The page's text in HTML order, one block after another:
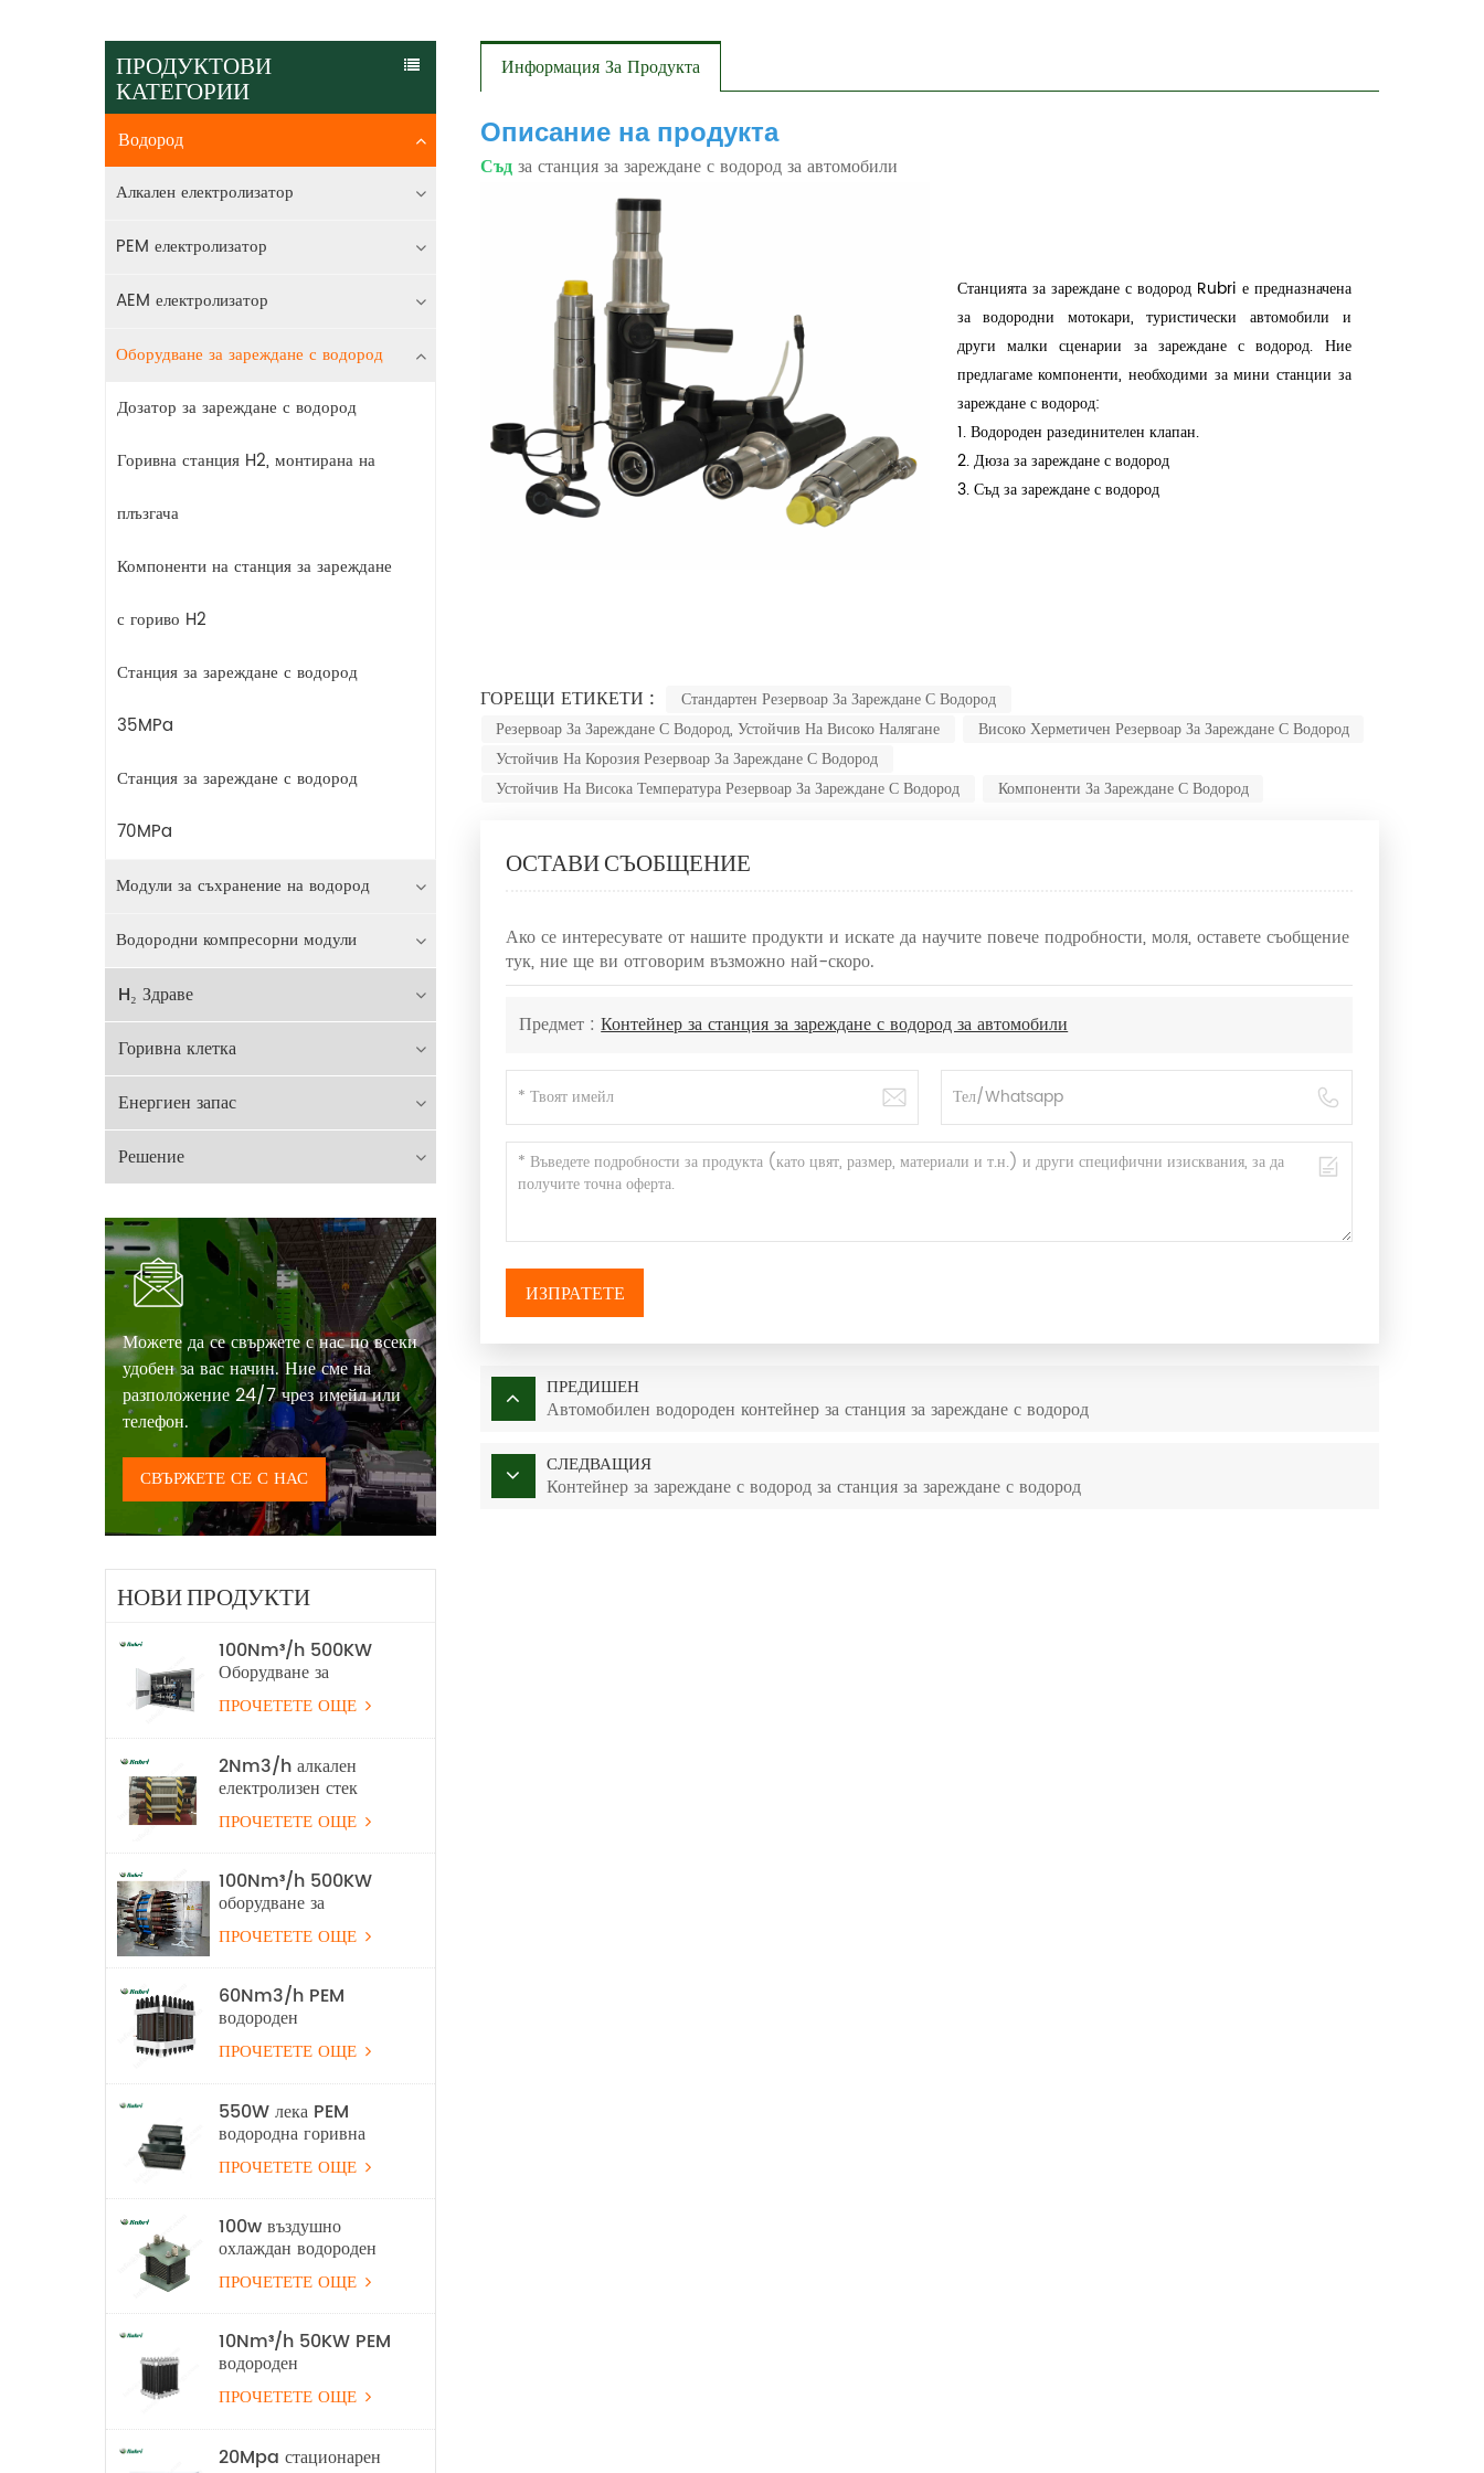
ПРОДУКТОВИ
КАТЕГОРИИ
Водород
Алкален електролизатор
PEM електролизатор
AEM електролизатор
Оборудване за зареждане с водород
Дозатор за зареждане с водород
Горивна станция H2, монтирана на
плъзгача
Компоненти на станция за зареждане
с гориво H2
Станция за зареждане с водород
35MPa
Станция за зареждане с водород
70MPa
Модули за съхранение на водород
Водородни компресорни модули
H₂ Здраве
Горивна клетка
Енергиен запас
Решение
Можете да се свържете с нас по всеки
удобен за вас начин. Ние сме на
разположение 24/7 чрез имейл или
телефон.
СВЪРЖЕТЕ СЕ С НАС
НОВИ ПРОДУКТИ
100Nm³/h 500KW
Оборудване за
производство на
водород с алкална
водна електролиза
ПРОЧЕТЕТЕ ОЩЕ
2Nm3/h алкален
електролизен стек
ПРОЧЕТЕТЕ ОЩЕ
100Nm³/h 500KW
оборудване за
електролиза на алкална
водородна вода
ПРОЧЕТЕТЕ ОЩЕ
60Nm3/h PEM
водороден
електролизен стек
ПРОЧЕТЕТЕ ОЩЕ
550W лека PEM
водородна горивна
клетка за безпилотни
летателни апарати
ПРОЧЕТЕТЕ ОЩЕ
100w въздушно
охлаждан водороден
горивен стек
ПРОЧЕТЕТЕ ОЩЕ
10Nm³/h 50KW PEM
водороден
електролизер
оборудване за
производство на
водород
ПРОЧЕТЕТЕ ОЩЕ
20Mpa стационарен
Информация За Продукта
Описание на продукта
Съдза станция за зареждане с водород за автомобили
Станцията за зареждане с водород Rubri е предназначена
за водородни мотокари, туристически автомобили и
други малки сценарии за зареждане с водород. Ние
предлагаме компоненти, необходими за мини станции за
зареждане с водород:
1. Водороден разединителен клапан.
2. Дюза за зареждане с водород
3. Съд за зареждане с водород
ГОРЕЩИ ЕТИКЕТИ :
Стандартен Резервоар За Зареждане С Водород
Резервоар За Зареждане С Водород, Устойчив На Високо Налягане
Високо Херметичен Резервоар За Зареждане С Водород
Устойчив На Корозия Резервоар За Зареждане С Водород
Устойчив На Висока Температура Резервоар За Зареждане С Водород
Компоненти За Зареждане С Водород
ОСТАВИ СЪОБЩЕНИЕ
Ако се интересувате от нашите продукти и искате да научите повече подробности, моля, оставете съобщение
тук, ние ще ви отговорим възможно най-скоро.
Предмет :Контейнер за станция за зареждане с водород за автомобили
ИЗПРАТЕТЕ
ПРЕДИШЕН
Автомобилен водороден контейнер за станция за зареждане с водород
СЛЕДВАЩИЯ
Контейнер за зареждане с водород за станция за зареждане с водород